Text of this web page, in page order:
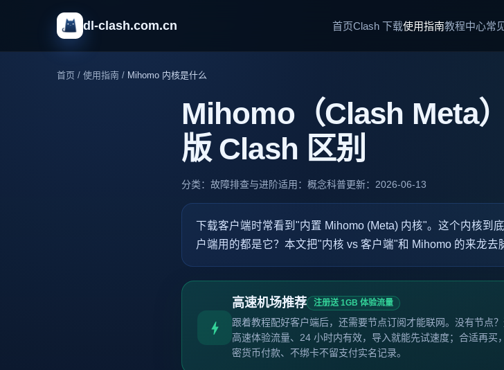
dl-clash.com.cn 首页Clash 下载使用指南教程中心常
首页 / 使用指南 / Mihomo 内核是什么
Mihomo（Clash Meta
版 Clash 区别
分类：故障排查与进阶适用：概念科普更新：2026-06-13
下载客户端时常看到"内置 Mihomo (Meta) 内核"。这个内核到
户端用的都是它？本文把"内核 vs 客户端"和 Mihomo 的来龙去
高速机场推荐 注册送 1GB 体验流量
跟着教程配好客户端后，还需要节点订阅才能联网。没有节点
高速体验流量、24 小时内有效，导入就能先试速度；合适再买
密货币付款、不绑卡不留支付实名记录。